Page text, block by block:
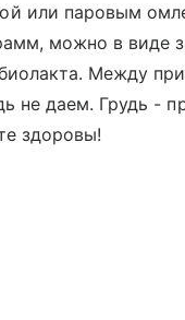
или паровым
можно в виде
Между
не даем. Грудь -
здоровы!